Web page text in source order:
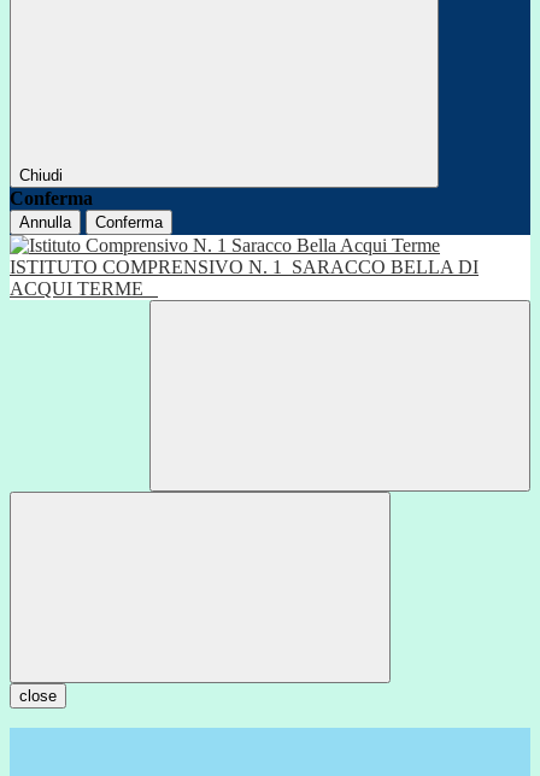
Chiudi
Conferma
Annulla Conferma
ISTITUTO COMPRENSIVO N. 1
SARACCO BELLA DI
ACQUI TERME
close